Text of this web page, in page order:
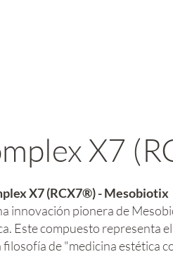
X7
X7 (RCX7®) - Mesobiotix
innovación pionera de
Este compuesto representa
de "medicina estética